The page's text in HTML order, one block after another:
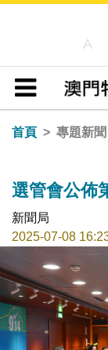
A
目錄
首頁
專題新聞
選管會公佈
新聞局
2025-07-08